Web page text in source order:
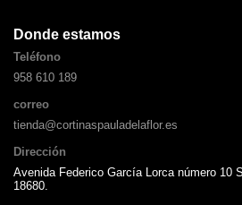
Donde estamos
Teléfono
958 610 189
correo
tienda@cortinaspauladelaflor.es
Dirección
Avenida Federico García Lorca número 10
18680.